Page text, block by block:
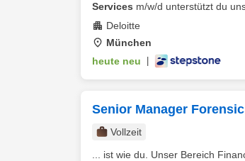
Services m/w/d unterstützt du
Deloitte
München
heute neu
Senior Manager
Vollzeit
... ist wie du. Unser Bereich